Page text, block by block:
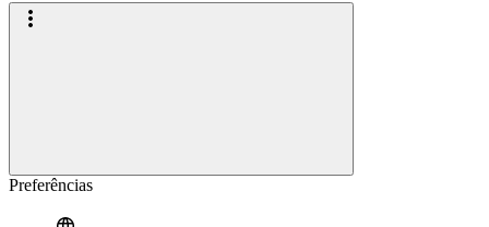
Preferências